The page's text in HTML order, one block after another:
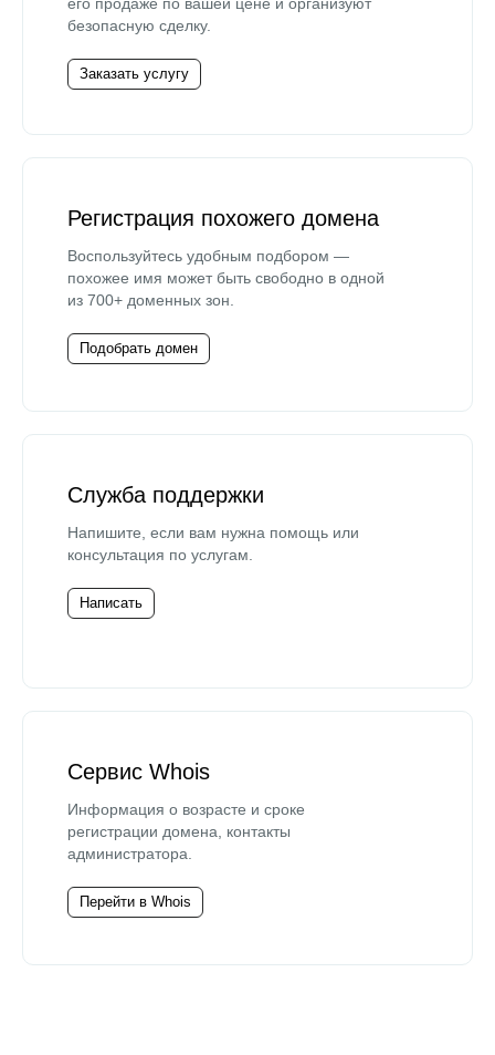
безопасную сделку.
Заказать услугу
Регистрация похожего домена
Воспользуйтесь удобным подбором —
похожее имя может быть свободно в одной
из 700+ доменных зон.
Подобрать домен
Служба поддержки
Напишите, если вам нужна помощь или
консультация по услугам.
Написать
Сервис Whois
Информация о возрасте и сроке
регистрации домена, контакты
администратора.
Перейти в Whois